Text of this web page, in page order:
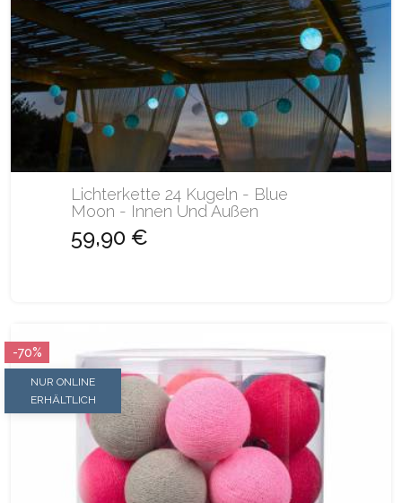
Lichterkette 24 Kugeln - Blue
Moon - Innen Und Außen
59,90 €
NUR ONLINE
ERHÄLTLICH
-70%